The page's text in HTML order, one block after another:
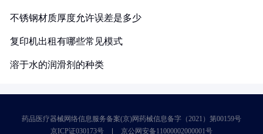
不锈钢材质厚度允许误差是多少
复印机出租有哪些常见模式
溶于水的润滑剂的种类
药品医疗器械网络信息服务备案(京)网药械信息备字（2021）第00159号
京ICP证030173号
京公网安备11000002000001号